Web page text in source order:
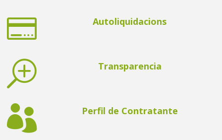
 Autoliquidacions
T Transparencia
 Perfil de Contratante